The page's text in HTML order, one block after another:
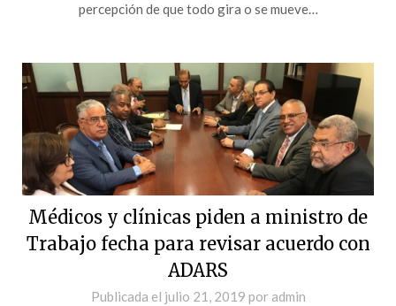
percepción de que todo gira o se mueve…
Médicos y clínicas piden a ministro de
Trabajo fecha para revisar acuerdo con
ADARS
Publicada el julio 21, 2019 por admin